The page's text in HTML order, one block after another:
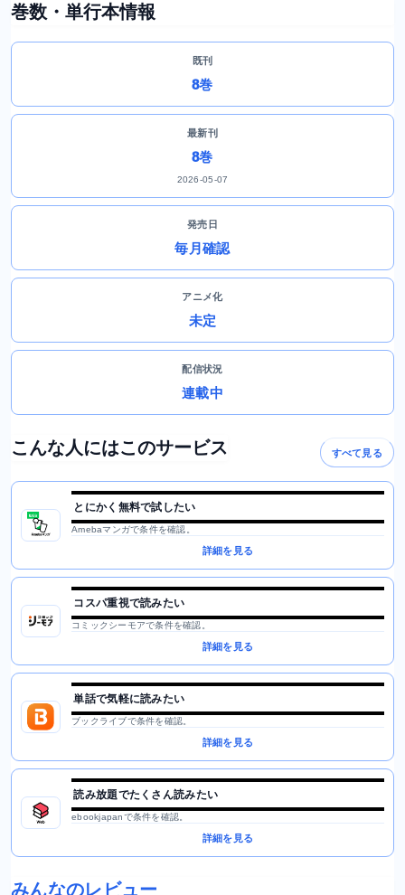
巻数・単行本情報
既刊
8巻
最新刊
8巻
2026-05-07
発売日
毎月確認
アニメ化
未定
配信状況
連載中
こんな人にはこのサービス すべて見る
とにかく無料で試したい
Amebaマンガで条件を確認。
詳細を見る
コスパ重視で読みたい
コミックシーモアで条件を確認。
詳細を見る
単話で気軽に読みたい
ブックライブで条件を確認。
詳細を見る
読み放題でたくさん読みたい
ebookjapanで条件を確認。
詳細を見る
みんなのレビュー